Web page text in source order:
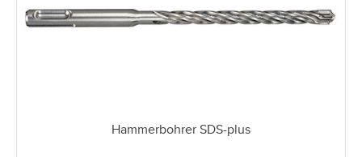
Hammerbohrer SDS-plus